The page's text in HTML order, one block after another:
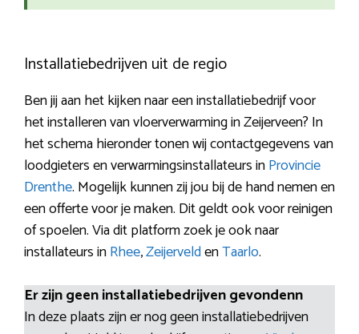
Installatiebedrijven uit de regio
Ben jij aan het kijken naar een installatiebedrijf voor
het installeren van vloerverwarming in Zeijerveen? In
het schema hieronder tonen wij contactgegevens van
loodgieters en verwarmingsinstallateurs inProvincie
Drenthe. Mogelijk kunnen zij jou bij de hand nemen en
een offerte voor je maken. Dit geldt ook voor reinigen
of spoelen. Via dit platform zoek je ook naar
installateurs inRhee,ZeijerveldenTaarlo.
Er zijn geen installatiebedrijven gevondenn
In deze plaats zijn er nog geen installatiebedrijven